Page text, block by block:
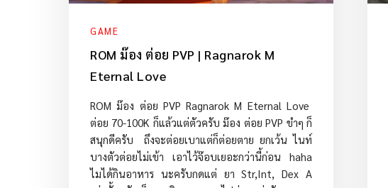
GAME
ROM ม๊อง ต่อย PVP | Ragnarok M
Eternal Love
ROM ม๊อง ต่อย PVP Ragnarok M Eternal Love
ต่อย 70-100K ก็แล้วแต่ตัวครับ ม๊อง ต่อย PVP ขำๆ ก็
สนุกดีครับ ถึงจะต่อยเบาแต่ก็ต่อยตาย ยกเว้น ไนท์
บางตัวต่อยไม่เข้า เอาไว้จ๊อบเยอะกว่านี้ก่อน haha
ไมได้กินอาหาร นะครับกดแต่ ยา Str,Int, Dex A